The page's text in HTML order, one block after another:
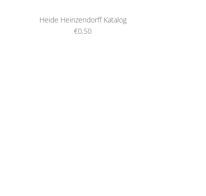
Heide Heinzendorff Katalog
€0,50